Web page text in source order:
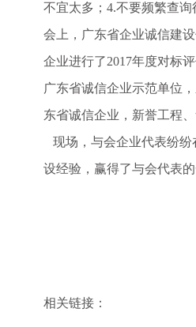
不宜太多；4.不要频繁查
会上，广东省企业诚信建
企业进行了2017年度对标
广东省诚信企业示范单位
东省诚信企业，新誉工程
现场，与会企业代表纷纷
设经验，赢得了与会代表
相关链接：